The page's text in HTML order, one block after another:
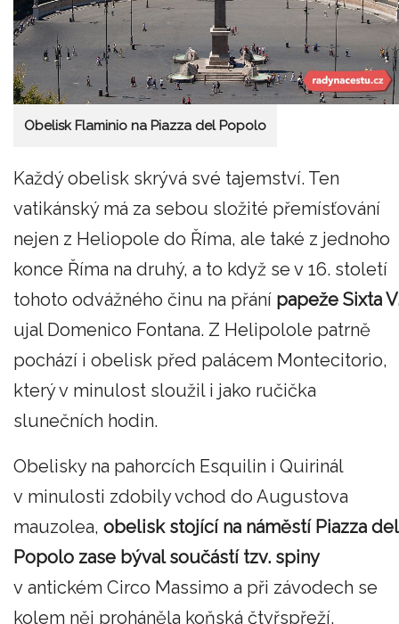
Obelisk Flaminio na Piazza del Popolo
Každý obelisk skrývá své tajemství. Ten
vatikánský má za sebou složité přemísťování
nejen z Heliopole do Říma, ale také z jednoho
konce Říma na druhý, a to když se v 16. století
tohoto odvážného činu na přání papeže Sixta
ujal Domenico Fontana. Z Helipolole patrně
pochází i obelisk před palácem Montecitorio,
který v minulost sloužil i jako ručička
slunečních hodin.
Obelisky na pahorcích Esquilin i Quirinál
v minulosti zdobily vchod do Augustova
mauzolea, obelisk stojící na náměstí Piazza del
Popolo zase býval součástí tzv. spiny
v antickém Circo Massimo a při závodech se
kolem něj proháněla koňská čtyřspřeží.